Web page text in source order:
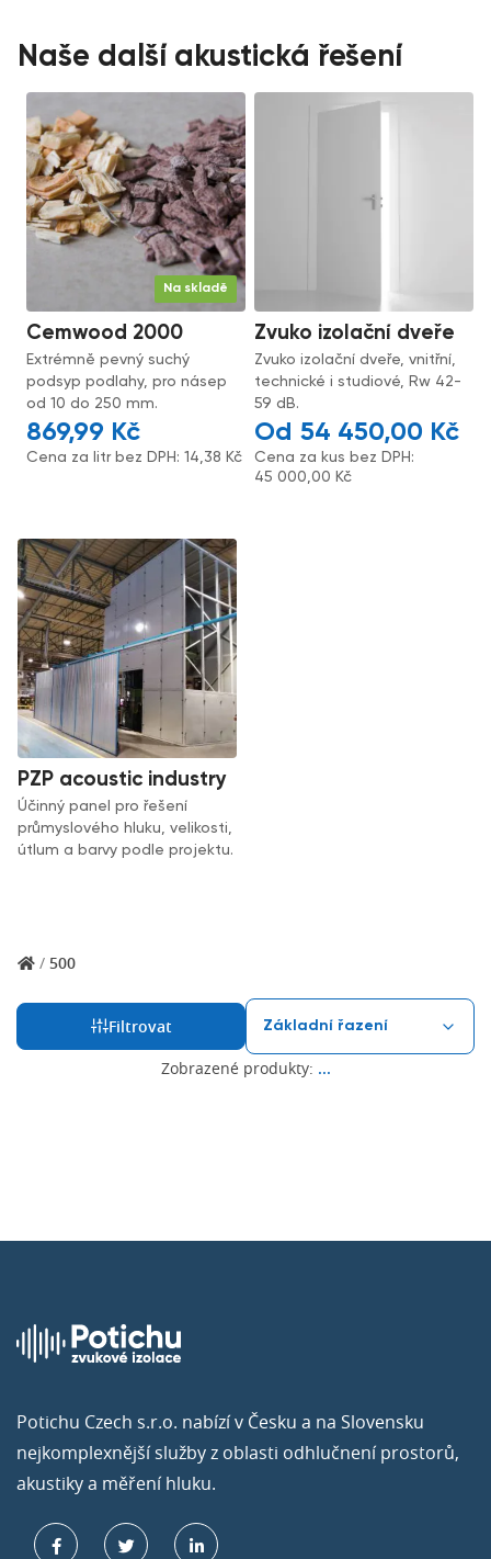
Naše další akustická řešení
Na skladě
Cemwood 2000
Extrémně pevný suchý
podsyp podlahy, pro násep
od 10 do 250 mm.
869,99 Kč
Cena za litr bez DPH:14,38 Kč
Zvuko izolační dveře
Zvuko izolační dveře, vnitřní,
technické i studiové, Rw 42-
59 dB.
54 450,00 Kč
Cena za kus bez DPH:
45 000,00 Kč
PZP acoustic industry
Účinný panel pro řešení
průmyslového hluku, velikosti,
útlum a barvy podle projektu.
/ 500
Filtrovat
Zobrazené produkty: ...
Potichu Czech s.r.o. nabízí v Česku a na Slovensku
nejkomplexnější služby z oblasti odhlučnení prostorů,
akustiky a měření hluku.